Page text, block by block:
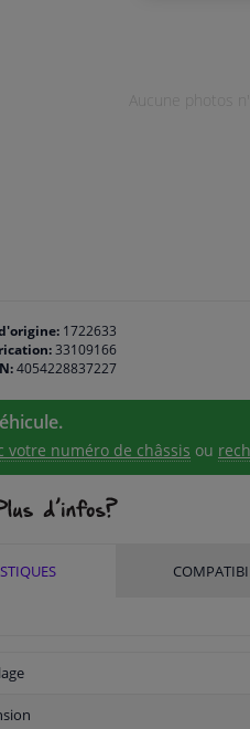
Aucune photos
1722633
33109166
4054228837227
votre numéro de châssis ou